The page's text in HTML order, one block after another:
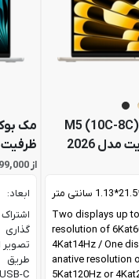
مک بوک ایر 13.6 اینچ M5 (10C-8C)
Two displays up
resolution of
4Kat14Hz / One
anative resolution
5Kat120Hz or
ظرفیت 1/16 ترابایت مدل 2026
از 321,499,000 تومان
ابعاد:
اشتراک
گذاری
تصویر
طریق
USB-C: